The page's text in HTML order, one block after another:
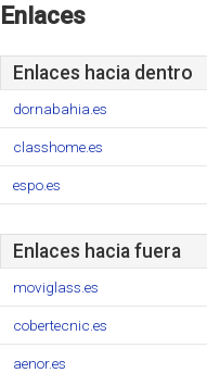
Enlaces
Enlaces hacia dentro
dornabahia.es
classhome.es
espo.es
Enlaces hacia fuera
moviglass.es
cobertecnic.es
aenor.es